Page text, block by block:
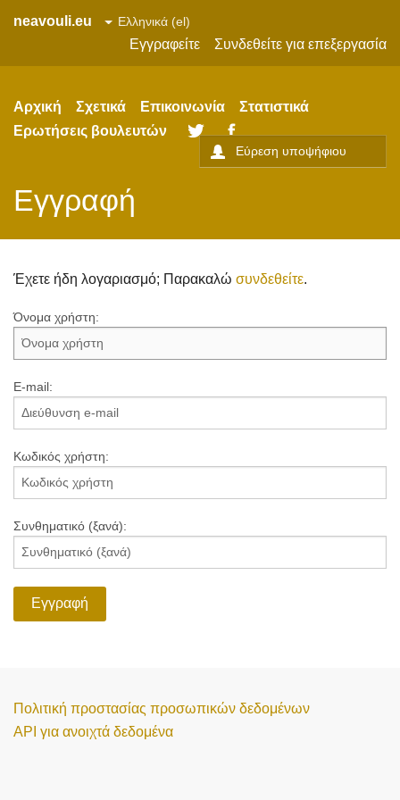
neavouli.eu
Εγγραφείτε
Συνδεθείτε για επεξεργασία
Αρχική Σχετικά Επικοινωνία
Στατιστικά
Ερωτήσεις βουλευτών
Twitter
Εγγραφή
Έχετε ήδη λογαριασμό; Παρακαλώ συνδεθείτε.
Όνομα χρήστη:
E-mail:
Κωδικός χρήστη:
Συνθηματικό (ξανά):
Εγγραφή
Πολιτική προστασίας προσωπικών δεδομένων
API για ανοιχτά δεδομένα